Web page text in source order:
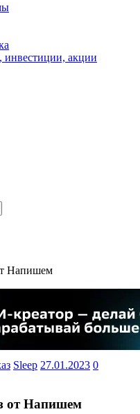
инвестиции, акции
Напишем
Sleep 27.01.2023 0
от Напишем